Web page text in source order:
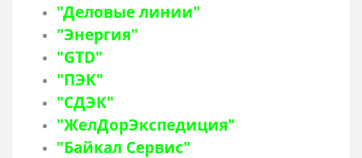
"Деловые линии"
"Энергия"
"GTD"
"ПЭК"
"СДЭК"
"ЖелДорЭкспедиция"
"Байкал Сервис"